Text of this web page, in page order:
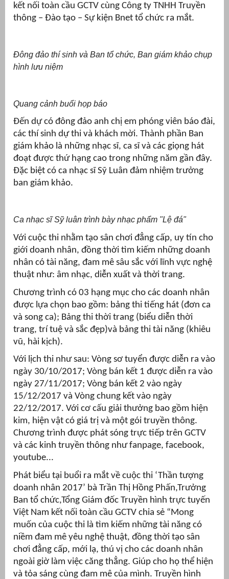
kết nối toàn cầu GCTV cùng Công ty TNHH Truyền
thông – Đào tạo – Sự kiện Bnet tổ chức ra mắt.
Đông đảo thí sinh và Ban tổ chức, Ban giám khảo chụp
hình lưu niệm
Quang cảnh buổi họp báo
Đến dự có đông đảo anh chị em phóng viên báo đài,
các thí sinh dự thi và khách mời. Thành phần Ban
giám khảo là những nhạc sĩ, ca sĩ và các giọng hát
đoạt được thứ hạng cao trong những năm gần đây.
Đặc biệt có ca nhạc sĩ Sỹ Luân đảm nhiệm trưởng
ban giám khảo.
Ca nhạc sĩ Sỹ luân trình bày nhạc phẩm "Lệ đá"
Với cuộc thi nhằm tạo sân chơi đẳng cấp, uy tín cho
giới doanh nhân, đồng thời tìm kiếm những doanh
nhân có tài năng, đam mê sâu sắc với lĩnh vực nghệ
thuật như: âm nhạc, diễn xuất và thời trang.
Chương trình có 03 hạng mục cho các doanh nhân
được lựa chọn bao gồm: bảng thi tiếng hát (đơn ca
và song ca); Bảng thi thời trang (biểu diễn thời
trang, trí tuệ và sắc đẹp)và bảng thi tài năng (khiêu
vũ, hài kịch).
Với lịch thi như sau: Vòng sơ tuyển được diễn ra vào
ngày 30/10/2017; Vòng bán kết 1 được diễn ra vào
ngày 27/11/2017; Vòng bán kết 2 vào ngày
15/12/2017 và Vòng chung kết vào ngày
22/12/2017. Với cơ cấu giải thưởng bao gồm hiện
kim, hiện vật có giá trị và một gói truyền thông.
Chương trình được phát sóng trực tiếp trên GCTV
và các kinh truyền thông như fanpage, facebook,
youtube...
Phát biểu tại buổi ra mắt về cuộc thi ‘Thần tượng
doanh nhân 2017’ bà Trần Thị Hồng Phấn,Trưởng
Ban tổ chức,Tổng Giám đốc Truyền hình trực tuyến
Việt Nam kết nối toàn cầu GCTV chia sẻ “Mong
muốn của cuộc thi là tìm kiếm những tài năng có
niềm đam mê yêu nghệ thuật, đồng thời tạo sân
chơi đẳng cấp, mới lạ, thú vị cho các doanh nhân
ngoài giờ làm việc căng thẳng. Giúp cho họ thể hiện
và tỏa sáng cùng đam mê của mình. Truyền hình